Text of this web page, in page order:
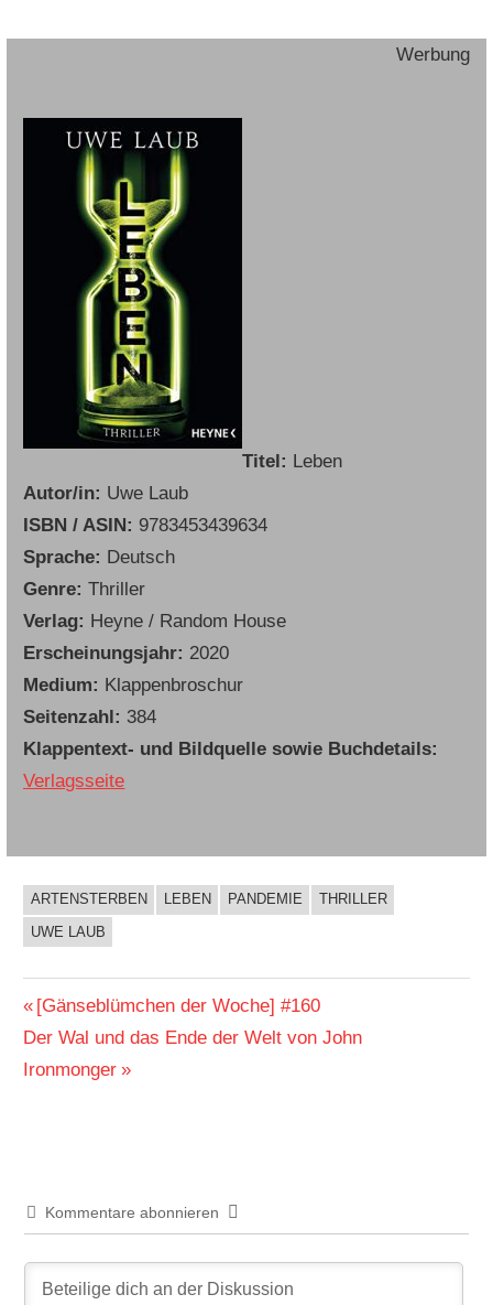
Werbung
Titel: Leben
Autor/in: Uwe Laub
ISBN / ASIN: 9783453439634
Sprache: Deutsch
Genre:Thriller
Verlag: Heyne / Random House
Erscheinungsjahr: 2020
Medium: Klappenbroschur
Seitenzahl: 384
Klappentext- und Bildquelle sowie Buchdetails:
Verlagsseite
BUCHIGES
ARTENSTERBEN LEBEN PANDEMIE
THRILLER
UWE LAUB
Beitragsnavigation
Vorheriger
Beitrag:
[Gänseblümchen der Woche] #160
Nächster
Beitrag:
Der Wal und das Ende der Welt von John
Ironmonger
Kommentare abonnieren